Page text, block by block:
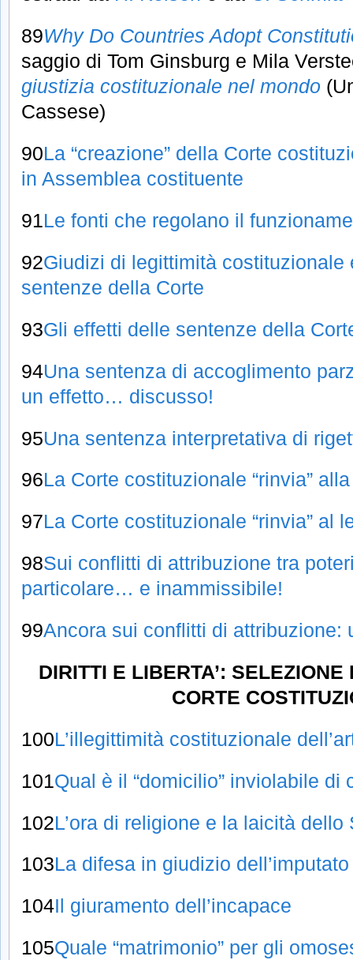
89Why Do Countries Adopt
saggio di Tom Ginsburg e Mila
giustizia costituzionale nel mondo
Cassese)
90La “creazione” della Corte
in Assemblea costituente
91Le fonti che regolano il
92Giudizi di legittimità costituzionale
sentenze della Corte
93Gli effetti delle sentenze della
94Una sentenza di accoglimento
un effetto… discusso!
95Una sentenza interpretativa di
96La Corte costituzionale “rinvia”
97La Corte costituzionale “rinvia” al
98Sui conflitti di attribuzione tra
particolare… e inammissibile!
99Ancora sui conflitti di attribuzione:
DIRITTI E LIBERTA’:
CORTE
100L’illegittimità costituzionale
101Qual è il “domicilio” inviolabile di
102L’ora di religione e la laicità dello
103La difesa in giudizio
104Il giuramento dell’incapace
105Quale “matrimonio” per gli